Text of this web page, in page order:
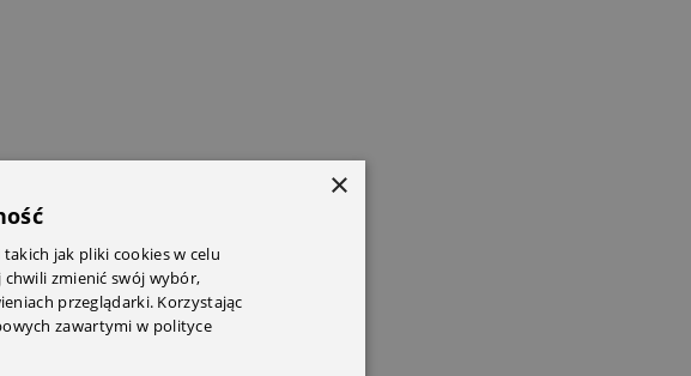
×
jak pliki cookies w celu
chwili zmienić swój wybór,
przeglądarki. Korzystając
zawartymi w polityce